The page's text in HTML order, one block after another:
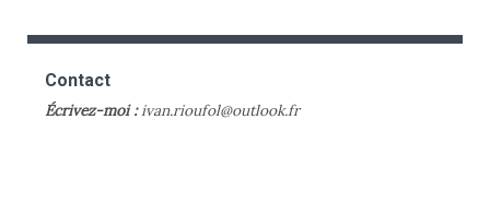
Contact
Écrivez-moi :ivan.rioufol@outlook.fr